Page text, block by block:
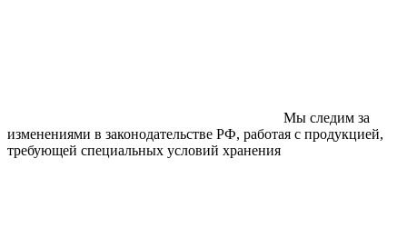
Мы следим за
изменениями в законодательстве РФ, работая с продукцией,
требующей специальных условий хранения